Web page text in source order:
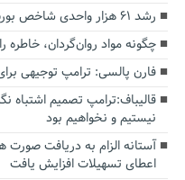
رشد ۶۱ هزار واحدی شاخص بورس
چگونه مواد روان‌گردان،
فارن پالسی: ترامپ توجیهی
قالیباف:ترامپ تصمیم اشتباه
نیستیم و نخواهیم بود
اعطای تسهیلات افزایش یافت